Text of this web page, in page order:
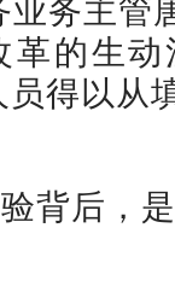
革的生
得以从
背后，